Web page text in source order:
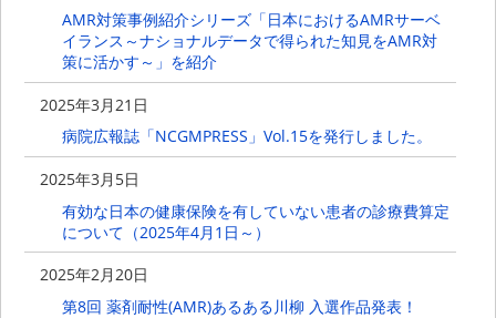
AMR対策事例紹介シリーズ「日本におけるAMRサーベ
イランス～ナショナルデータで得られた知見をAMR対
策に活かす～」を紹介
2025年3月21日
病院広報誌「NCGMPRESS」Vol.15を発行しました。
2025年3月5日
有効な日本の健康保険を有していない患者の診療費算定
について（2025年4月1日～）
2025年2月20日
第8回 薬剤耐性(AMR)あるある川柳 入選作品発表！